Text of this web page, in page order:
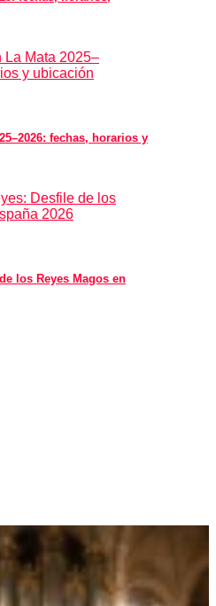
fechas, horarios y
los Reyes Magos en